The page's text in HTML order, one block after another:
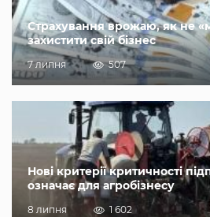
Страхування врожаю, як не
захистити свій бізнес
7 липня 507
Нові критерії критичності
означає для агробізнесу
8 липня 1 602